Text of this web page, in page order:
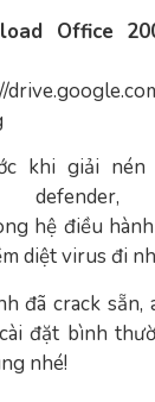
Office
khi giải
hệ điều
diệt virus đi
đã crack sẵn,
đặt bình
nhé!